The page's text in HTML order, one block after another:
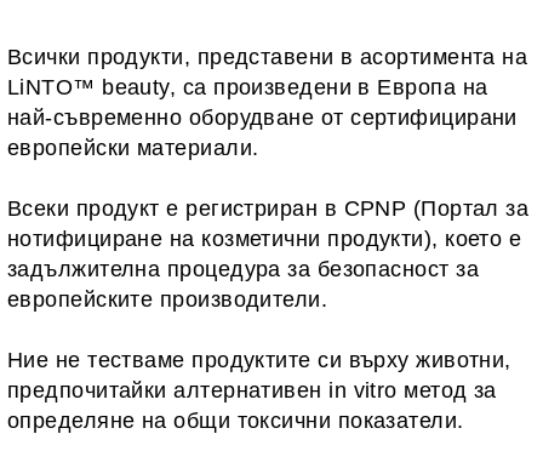
Всички продукти, представени в асортимента на
LiNTO™ beauty, са произведени в Европа на
най-съвременно оборудване от сертифицирани
европейски материали.
Всеки продукт е регистриран в CPNP (Портал за
нотифициране на козметични продукти), което е
задължителна процедура за безопасност за
европейските производители.
Ние не тестваме продуктите си върху животни,
предпочитайки алтернативен in vitro метод за
определяне на общи токсични показатели.